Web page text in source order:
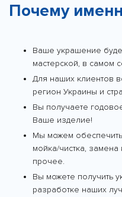
Почему
Ваше украшение
мастерской, в самом
Для наших клиентов
регион Украины и
Вы получаете
Ваше изделие!
Мы можем
мойка/чистка,
прочее.
Вы можете получить
разработке наших